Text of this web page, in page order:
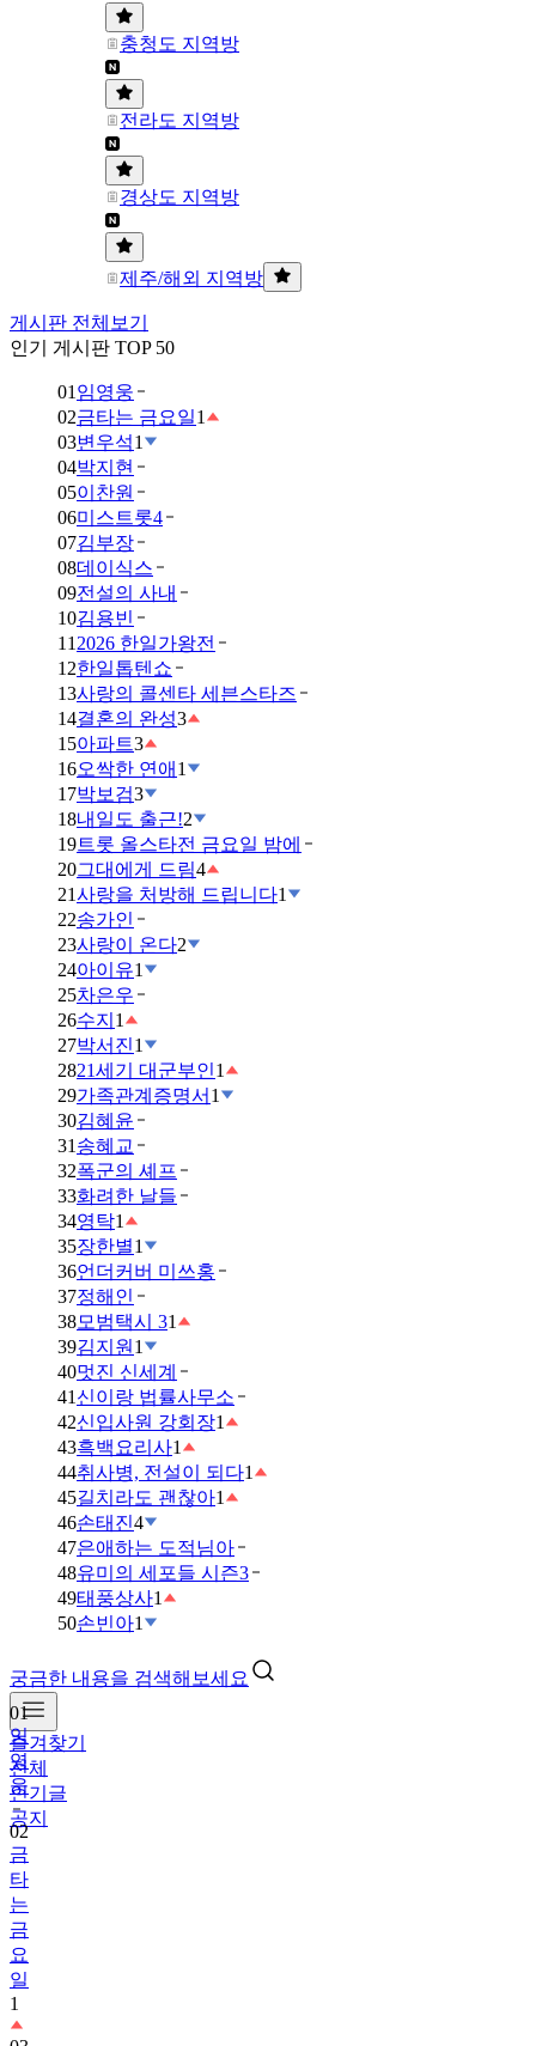
충청도 지역방
전라도 지역방
경상도 지역방
제주/해외 지역방
게시판 전체보기
인기 게시판 TOP 50
01 임영웅
02금타는 금요일1
03변우석1
04박지현
05이찬원
06미스트롯4
07김부장
08데이식스
09전설의 사내
10김용빈
11 2026 한일가왕전
12한일톱텐쇼
13사랑의 콜센타 세븐스타즈
14결혼의 완성3
15아파트3
16오싹한 연애 1
17박보검3
18내일도 출근!2
19트롯 올스타전 금요일 밤에
20그대에게 드림4
21사랑을 처방해 드립니다1
22송가인
23사랑이 온다2
24아이유1
25차은우
26수지 1
27박서진1
2821세기 대군부인1
29가족관계증명서 1
30김혜윤
31 송혜교
32폭군의 셰프
33화려한 날들
34영탁1
35장한별1
36언더커버 미쓰홍
37정해인
38모범택시 31
39김지원 1
40멋진 신세계
41 신이랑 법률사무소
42신입사원 강회장1
43흑백요리사1
44취사병, 전설이 되다1
45길치라도 괜찮아1
46손태진4
47은애하는 도적님아
48유미의 세포들 시즌3
49태풍상사1
50손빈아1
궁금한 내용을 검색해보세요
즐겨찾기
전체
인기글
공지
01
임
영
웅
02
금
타
는
금
요
일
1